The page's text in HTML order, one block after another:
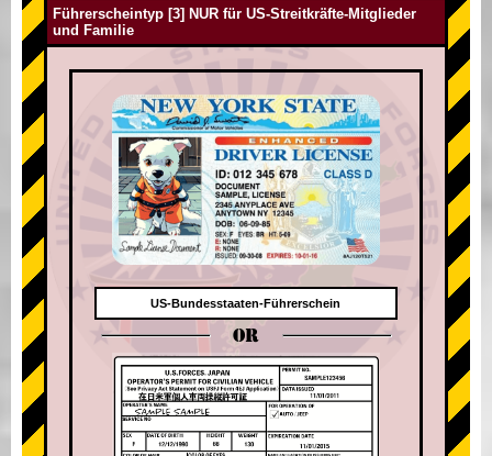
Führerscheintyp [3] NUR für US-Streitkräfte-Mitglieder
und Familie
US-Bundesstaaten-Führerschein
OR